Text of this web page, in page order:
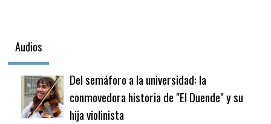
Audios
Del semáforo a la universidad: la
conmovedora historia de "El Duende" y su
hija violinista